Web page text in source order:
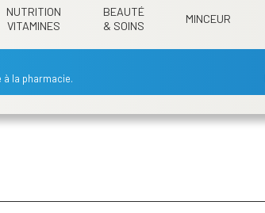
NUTRITION
VITAMINES
BEAUTÉ
& SOINS
MINCEUR
à la pharmacie.